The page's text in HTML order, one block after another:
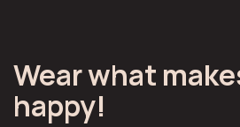
Wear what
happy!